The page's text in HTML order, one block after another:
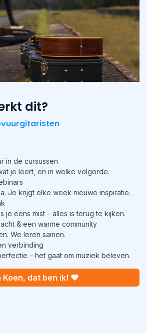
dit?
in de cursussen
je leert, en in welke volgorde.
Je krijgt elke week nieuwe inspiratie.
je eens mist – alles is terug te kijken.
& een warme community
We leren samen.
verbinding
– het gaat om muziek beleven.
Koen, dat ben ik! ❤